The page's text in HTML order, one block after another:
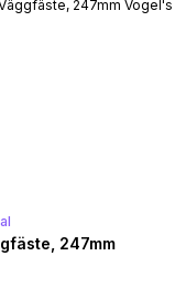
247mm